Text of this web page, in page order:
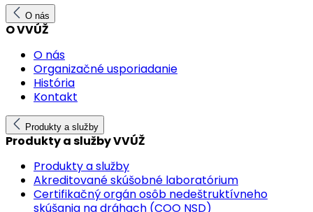
O nás
O VVÚŽ
O nás
Organizačné usporiadanie
História
Kontakt
Produkty a služby
Produkty a služby VVÚŽ
Produkty a služby
Akreditované skúšobné laboratórium
Certifikačný orgán osôb nedeštruktívneho
skúšania na dráhach (COO NSD)